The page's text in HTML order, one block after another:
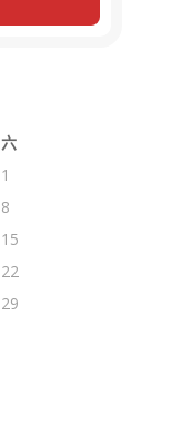
六
1
8
15
22
29